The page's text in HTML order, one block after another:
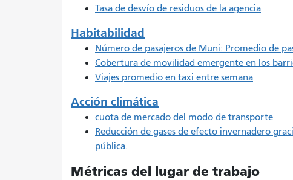
Tasa de desvío de residuos de la agencia
Habitabilidad
Número de pasajeros de Muni: Promedio de
Cobertura de movilidad emergente en los
Viajes promedio en taxi entre semana
Acción climática
cuota de mercado del modo de transporte
Reducción de gases de efecto invernadero
pública.
Métricas del lugar de trabajo